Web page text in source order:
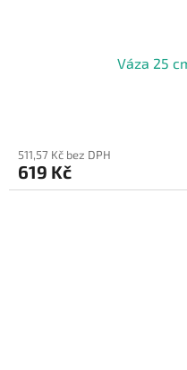
Váza 25
511,57 Kč bez DPH
619 Kč